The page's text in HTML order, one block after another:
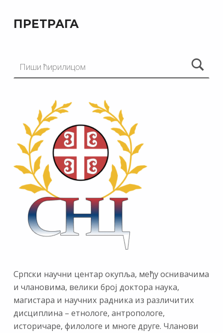
ПРЕТРАГА
Српски научни центар окупља, међу оснивачима
и члановима, велики број доктора наука,
магистара и научних радника из различитих
дисциплина – етнологе, антропологе,
историчаре, филологе и многе друге. Чланови